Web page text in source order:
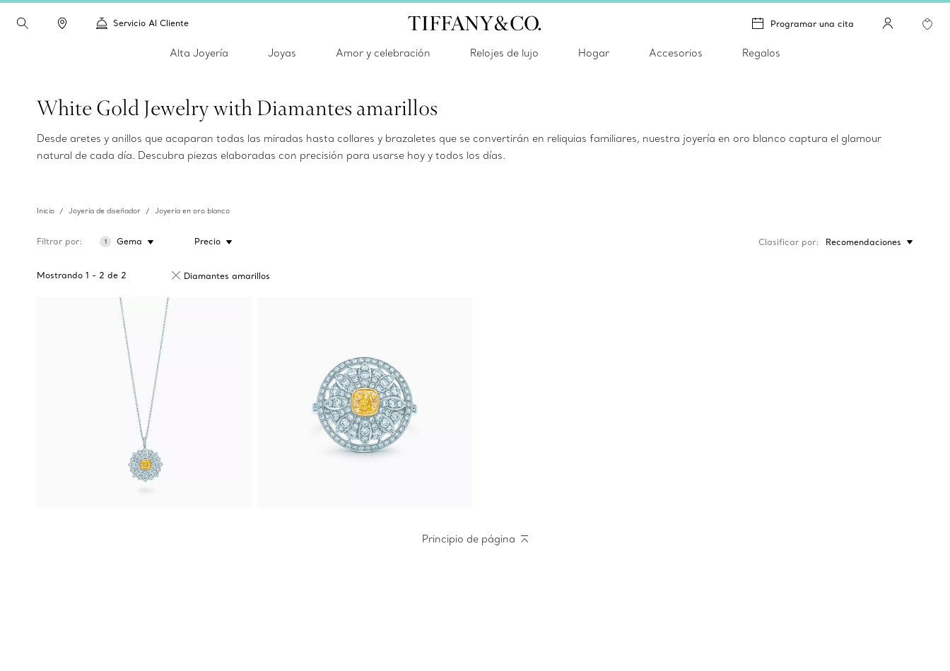
Servicio Al Cliente Programar una cita
Alta Joyería Joyas Amor y celebración Relojes de lujo Hogar Accesorios Regalos
White Gold Jewelry with Diamantes amarillos
Desde aretes y anillos que acaparan todas las miradas hasta collares y brazaletes que se convertirán en reliquias familiares, nuestra joyería en oro blanco captura el glamour
natural de cada día. Descubra piezas elaboradas con precisión para usarse hoy y todos los días.
Inicio Joyería de diseñador Joyería en oro blanco
Filtrar por 1 Gema Precio
Mostrando 1 - 2 de 2 Diamantes amarillos
Clasificar por Recomendaciones
Principio de página